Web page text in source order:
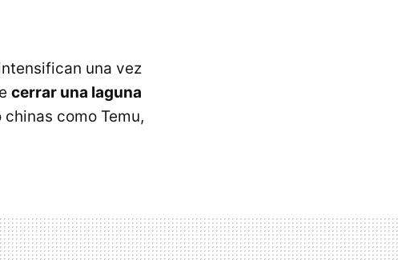
una vez
cerrar una laguna
como Temu,